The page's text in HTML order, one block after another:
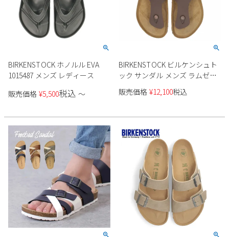
BIRKENSTOCK ホノルル EVA
1015487 メンズ レディース
販売価格 ¥5,500税込 〜
BIRKENSTOCK ビルケンシュト
ック サンダル メンズ ラムゼス
Birko-Flor 0044701 ダークブラ
ウン レギュラー トングサンダ
販売価格 ¥12,100税込